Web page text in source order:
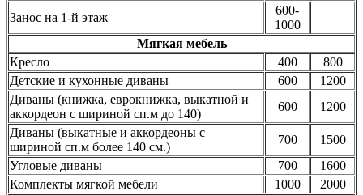
Занос на 1-й этаж
600-
1000
Мягкая мебель
Кресло
400
800
Детские и кухонные диваны
600
1200
Диваны (книжка, еврокнижка, выкатной и
аккордеон с шириной сп.м до 140)
600
1200
Диваны (выкатные и аккордеоны с
шириной сп.м более 140 см.)
700
1500
Угловые диваны
700
1600
Комплекты мягкой мебели
1000
2000